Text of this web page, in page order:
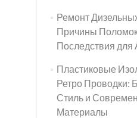
Ремонт
Причины
Последствия для
Пластиковые
Ретро Проводки:
Стиль и
Материалы